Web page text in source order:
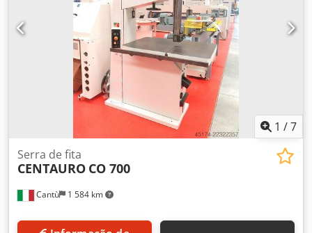
850 x 2400 mm (altura) Peso: 580 kg
1 /7
Cantù 1 584 km
Serra de fita
CENTAURO CO 700